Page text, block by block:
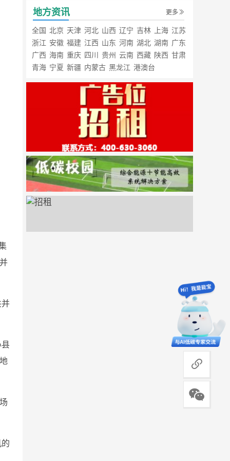
并
地方资讯 更多
全国 北京 天津 河北 山西 辽宁 吉林 上海 江苏
浙江 安徽 福建 江西 山东 河南 湖北 湖南 广东
广西 海南 重庆 四川 贵州 云南 西藏 陕西 甘肃
青海 宁夏 新疆 内蒙古 黑龙江 港澳台